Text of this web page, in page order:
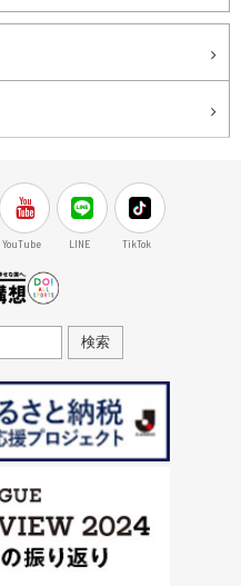
YouTube LINE TikTok
検索